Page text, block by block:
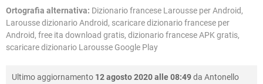
Ortografia alternativa: Dizionario francese Larousse per Android,
Larousse dizionario Android, scaricare dizionario francese per
Android, free ita download gratis, dizionario francese APK gratis,
scaricare dizionario Larousse Google Play
Ultimo aggiornamento 12 agosto 2020 alle 08:49da Antonello